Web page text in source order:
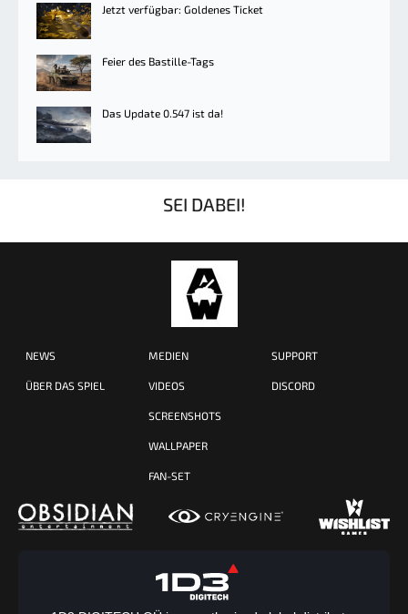
Jetzt verfügbar: Goldenes Ticket
Feier des Bastille-Tags
Das Update 0.547 ist da!
SEI DABEI!
NEWS
ÜBER DAS SPIEL
MEDIEN
VIDEOS
SCREENSHOTS
WALLPAPER
FAN-SET
SUPPORT
DISCORD